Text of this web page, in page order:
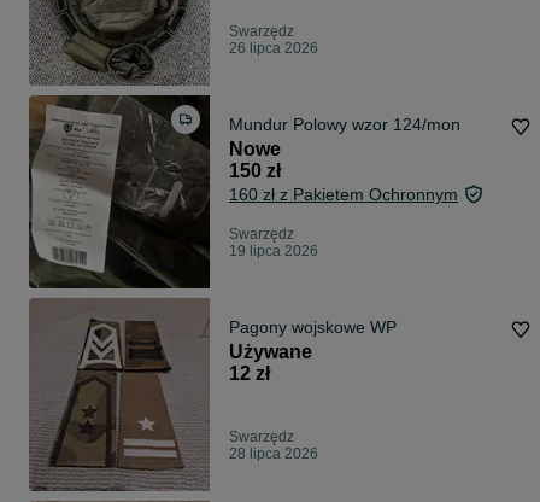
Swarzędz
26 lipca 2026
Mundur Polowy wzor 124/mon
Nowe
150 zł
160 zł z Pakietem Ochronnym
Swarzędz
19 lipca 2026
Pagony wojskowe WP
Używane
12 zł
Swarzędz
28 lipca 2026